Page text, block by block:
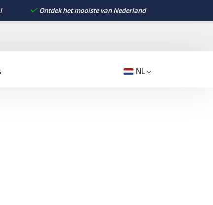
Ontdek het mooiste van Nederland
NL